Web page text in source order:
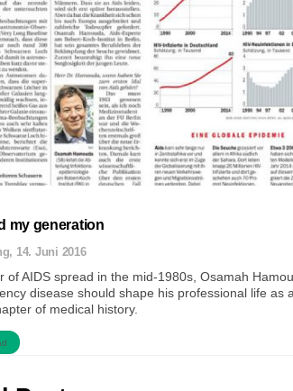
my generation
14. Juni 2016
of AIDS spread in the mid-1980s, Osamah
disease should shape his professional life as
of medical history.